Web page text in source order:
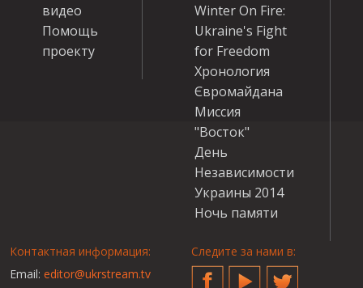
видео
Помощь
проекту
Winter On Fire:
Ukraine's Fight
for Freedom
Хронология
Євромайдана
Миссия
"Восток"
День
Независимости
Украины 2014
Ночь памяти
Контактная информация:
Email: editor@ukrstream.tv
Следите за нами в:
FacebookYouTubeTwitter